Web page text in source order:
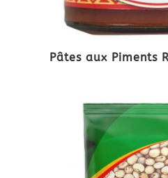
Pâtes aux Piments